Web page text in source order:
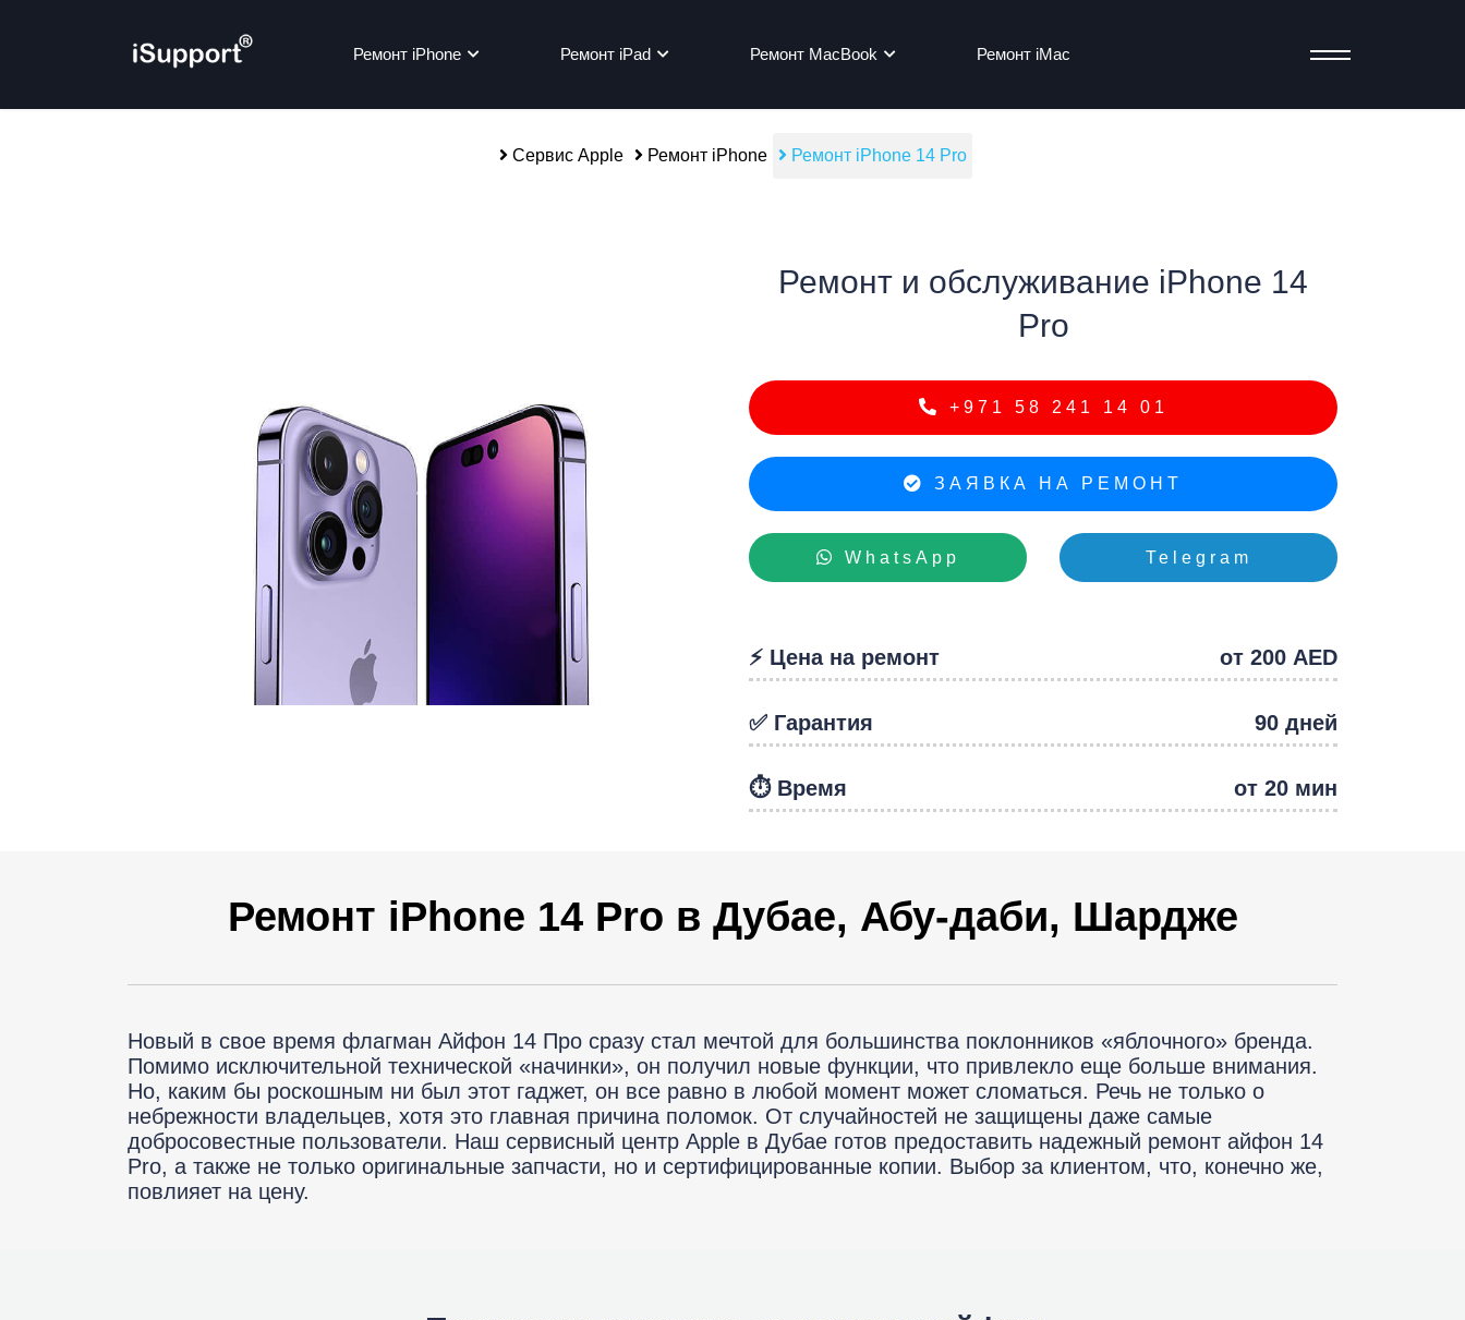
Ремонт iPhone Ремонт iPad Ремонт MacBook Ремонт iMac
Ремонт
iPhone
Ремонт
Сервис Apple Ремонт iPhone Ремонт iPhone 14 Pro
Ремонт и обслуживание iPhone 14
Pro
+971 58 241 14 01
ЗАЯВКА НА РЕМОНТ
WhatsApp Telegram
⚡️ Цена на ремонт от 200 AED
✅ Гарантия 90 дней
⏱️ Время от 20 мин
Ремонт iPhone 14 Pro в Дубае, Абу-даби, Шардже
Новый в свое время флагман Айфон 14 Про сразу стал мечтой для большинства поклонников «яблочного» бренда.
Помимо исключительной технической «начинки», он получил новые функции, что привлекло еще больше внимания.
Но, каким бы роскошным ни был этот гаджет, он все равно в любой момент может сломаться. Речь не только о
небрежности владельцев, хотя это главная причина поломок. От случайностей не защищены даже самые
добросовестные пользователи. Наш сервисный центр Apple в Дубае готов предоставить надежный ремонт айфон 14
Pro, а также не только оригинальные запчасти, но и сертифицированные копии. Выбор за клиентом, что, конечно же,
повлияет на цену.